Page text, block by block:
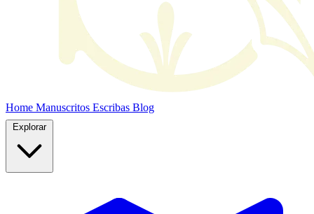
Home Manuscritos Escribas Blog
Explorar